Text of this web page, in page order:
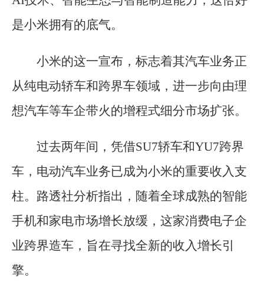
是小米拥有的底气。
小米的这一宣布，标志着其汽车业务正
从纯电动轿车和跨界车领域，进一步向由理
想汽车等车企带火的增程式细分市场扩张。
过去两年间，凭借SU7轿车和YU7跨界
车，电动汽车业务已成为小米的重要收入支
柱。路透社分析指出，随着全球成熟的智能
手机和家电市场增长放缓，这家消费电子企
业跨界造车，旨在寻找全新的收入增长引
擎。